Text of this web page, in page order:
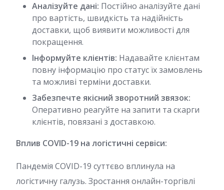
Аналізуйте дані: Постійно аналізуйте дані
про вартість, швидкість та надійність
доставки, щоб виявити можливості для
покращення.
Інформуйте клієнтів: Надавайте клієнтам
повну інформацію про статус їх замовлень
та можливі терміни доставки.
Забезпечте якісний зворотний звязок:
Оперативно реагуйте на запити та скарги
клієнтів, повязані з доставкою.
Вплив COVID-19 на логістичні сервіси:
Пандемія COVID-19 суттєво вплинула на
логістичну галузь. Зростання онлайн-торгівлі